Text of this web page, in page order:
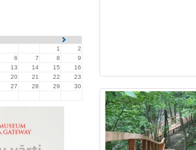
1
2
6 7 8
9
13 14 15
16
20 21 22
23
27 28 29
30